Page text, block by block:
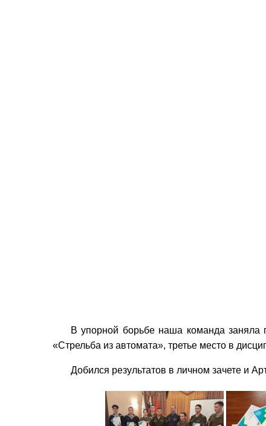
В упорной борьбе наша команда заняла
«Стрельба из автомата», третье место в
Добился результатов в личном зачете и